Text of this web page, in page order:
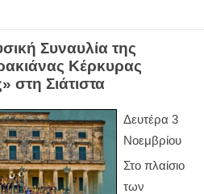
Συναυλία της
Κέρκυρας
στη Σιάτιστα
Δευτέρα 3
Νοεμβρίου
Στο πλαίσιο
των